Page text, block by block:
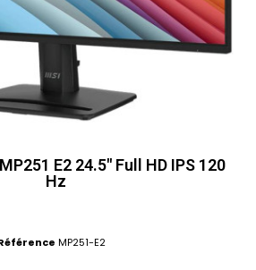
E2 24.5" Full HD IPS 120
Hz
MP251-E2